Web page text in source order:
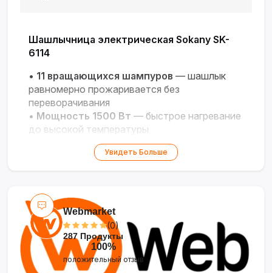
Шашлычница электрическая Sokany SK-
6114
• 11 вращающихся шампуров — шашлык
равномерно прожаривается без
переворачивания
• Мощность 1500 Вт — быстрое нагревание
до высокой температуры
Съёмные поддоны для жира
очистки и гигиеничность
•Компактный вертикальный дизайн
экономия места на кухне
Увидеть Больше
Webmarket
(0)
287 Продукты
100%
положительный отзыв